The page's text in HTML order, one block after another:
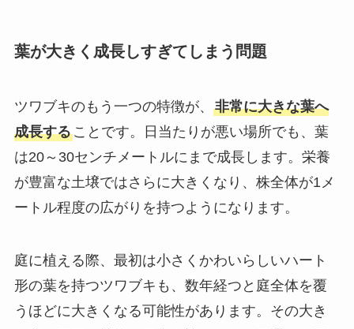
葉が大きく成長しすぎてしまう問題
ツワブキのもう一つの特徴が、 非常に大きな葉へ
成長することです。日当たりが悪い場所でも、葉
は20～30センチメートルにまで成長します。栄養
が豊富な土壌ではさらに大きくなり、株全体が1メ
ートル程度の広がりを持つようになります。
庭に植える際、最初は小さくかわいらしいハート
形の葉を持つツワブキも、数年経つと庭全体を覆
うほどに大きくなる可能性があります。その大き